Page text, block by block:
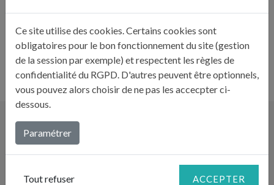
PAVLOVA
Ce site utilise des cookies. Certains cookies sont
obligatoires pour le bon fonctionnement du site (gestion
de la session par exemple) et respectent les règles de
confidentialité du RGPD. D'autres peuvent être optionnels,
vous pouvez alors choisir de ne pas les accecpter ci-
dessous.
Paramétrer
Tout refuser ACCEPTER